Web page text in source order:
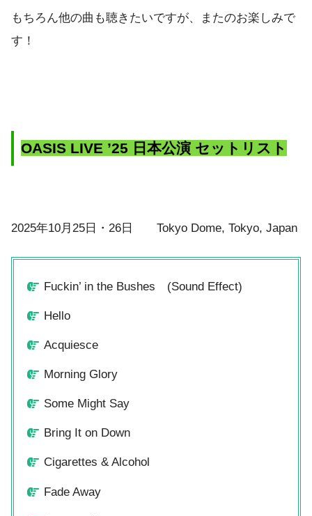
もちろん他の曲も聴きたいですが、またのお楽しみで
す！
OASIS LIVE ’25 日本公演 セットリスト
2025年10月25日・26日 Tokyo Dome, Tokyo, Japan
Fuckin’ in the Bushes (Sound Effect)
Hello
Acquiesce
Morning Glory
Some Might Say
Bring It on Down
Cigarettes & Alcohol
Fade Away